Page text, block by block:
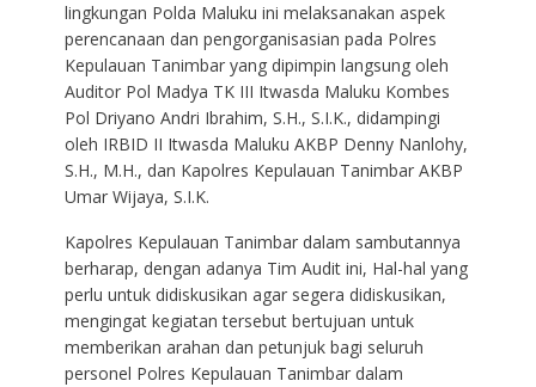
lingkungan Polda Maluku ini melaksanakan aspek
perencanaan dan pengorganisasian pada Polres
Kepulauan Tanimbar yang dipimpin langsung oleh
Auditor Pol Madya TK III Itwasda Maluku Kombes
Pol Driyano Andri Ibrahim, S.H., S.I.K., didampingi
oleh IRBID II Itwasda Maluku AKBP Denny Nanlohy,
S.H., M.H., dan Kapolres Kepulauan Tanimbar AKBP
Umar Wijaya, S.I.K.
Kapolres Kepulauan Tanimbar dalam sambutannya
berharap, dengan adanya Tim Audit ini, Hal-hal yang
perlu untuk didiskusikan agar segera didiskusikan,
mengingat kegiatan tersebut bertujuan untuk
memberikan arahan dan petunjuk bagi seluruh
personel Polres Kepulauan Tanimbar dalam